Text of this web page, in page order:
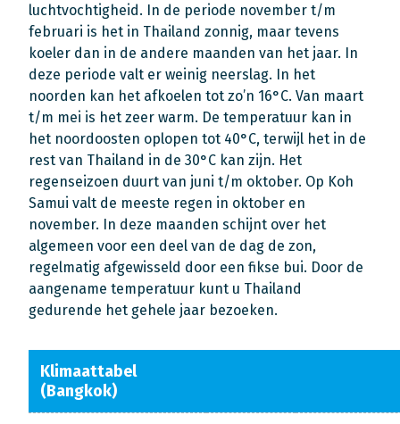
luchtvochtigheid. In de periode november t/m
februari is het in Thailand zonnig, maar tevens
koeler dan in de andere maanden van het jaar. In
deze periode valt er weinig neerslag. In het
noorden kan het afkoelen tot zo’n 16°C. Van maart
t/m mei is het zeer warm. De temperatuur kan in
het noordoosten oplopen tot 40°C, terwijl het in de
rest van Thailand in de 30°C kan zijn. Het
regenseizoen duurt van juni t/m oktober. Op Koh
Samui valt de meeste regen in oktober en
november. In deze maanden schijnt over het
algemeen voor een deel van de dag de zon,
regelmatig afgewisseld door een fikse bui. Door de
aangename temperatuur kunt u Thailand
gedurende het gehele jaar bezoeken.
Klimaattabel
(Bangkok)